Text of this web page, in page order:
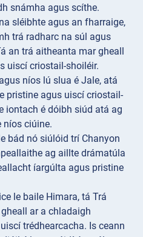
snámha agus scíthe.
sléibhte agus an fharraige,
trá radharc na súl agus
an trá aitheanta mar gheall
uiscí criostail-shoiléir.
níos lú slua é Jale, atá
pristine agus uiscí criostail-
iontach é dóibh siúd atá ag
níos ciúine.
bád nó siúlóid trí Chanyon
ag aillte drámatúla
íargúlta agus pristine
le baile Himara, tá Trá
ar a chladaigh
trédhearcacha. Is ceann